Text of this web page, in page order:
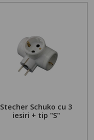
Stecher Schuko cu 3
iesiri + tip "S"